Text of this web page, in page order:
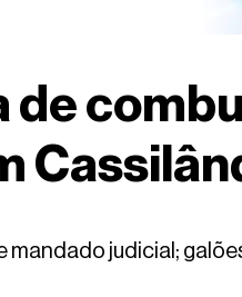
de
judicial;